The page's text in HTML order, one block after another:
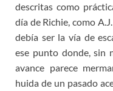
descritas como
día de Richie, como
debía ser la vía de
ese punto donde, sin
avance parece
huida de un pasado